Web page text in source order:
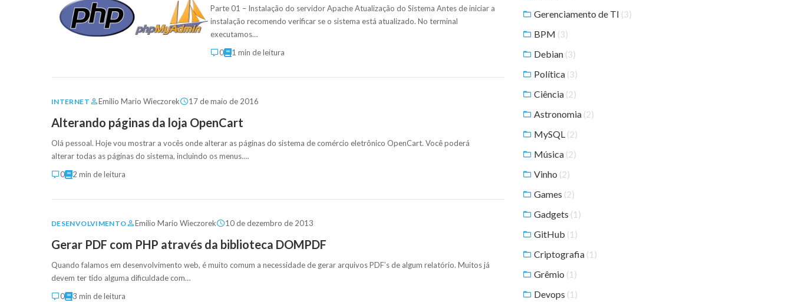
Parte 01 – Instalação do servidor Apache Atualização do Sistema Antes de iniciar a
instalação recomendo verificar se o sistema está atualizado. No terminal
executamos…
0
1 min de leitura
INTERNET Emilio Mario Wieczorek 17 de maio de 2016
Alterando páginas da loja OpenCart
Olá pessoal. Hoje vou mostrar a vocês onde alterar as páginas do sistema de comércio eletrônico OpenCart. Você poderá
alterar todas as páginas do sistema, incluindo os menus.…
0
2 min de leitura
DESENVOLVIMENTO Emilio Mario Wieczorek 10 de dezembro de 2013
Gerar PDF com PHP através da biblioteca DOMPDF
Quando falamos em desenvolvimento web, é muito comum a necessidade de gerar arquivos PDF’s de algum relatório. Muitos já
devem ter tido alguma dificuldade com…
0
3 min de leitura
Gerenciamento de TI (3)
BPM (3)
Debian (3)
Política (3)
Ciência (2)
Astronomia (2)
MySQL (2)
Música (2)
Vinho (2)
Games (2)
Gadgets (1)
GitHub (1)
Criptografia (1)
Grêmio (1)
Devops (1)